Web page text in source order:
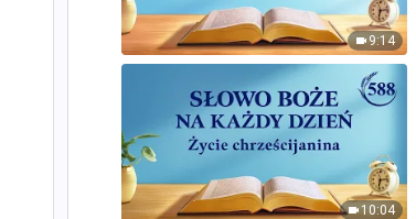
9:14
10:04